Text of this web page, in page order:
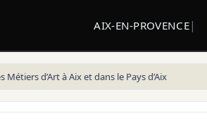
AIX-EN-PROVENCE
d’Art à Aix et dans le Pays d’Aix